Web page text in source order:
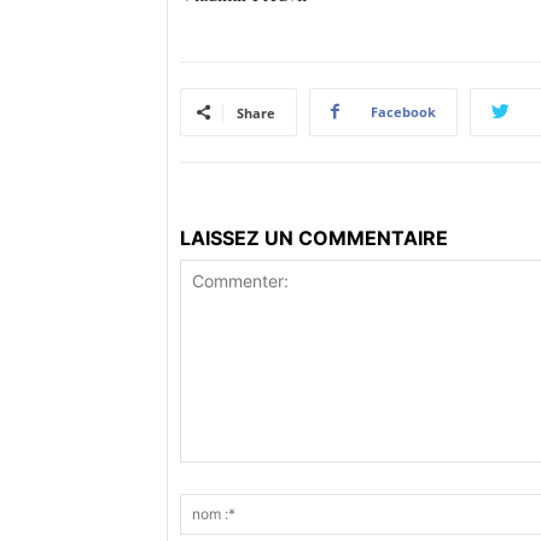
Share Facebook
LAISSEZ UN COMMENTAIRE